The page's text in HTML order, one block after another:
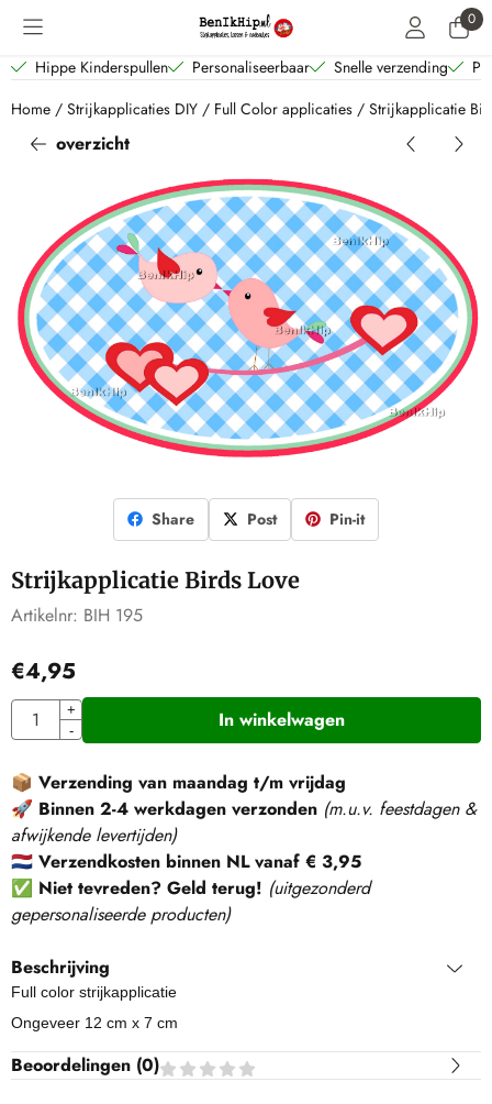
Cookievoorkeuren zijn beschikbaar. Kies instellingen of sta alle 0
Hippe Kinderspullen Personaliseerbaar Snelle verzending
Home / Strijkapplicaties DIY / Full Color applicaties / Strijkapplicatie
overzicht
Share Post Pin-it
Strijkapplicatie Birds Love
Artikelnr: BIH 195
€4,95
Aantal
+
-
In winkelwagen
📦 Verzending van maandag t/m vrijdag
🚀 Binnen 2-4 werkdagen verzonden (m.u.v. feestdagen &
afwijkende levertijden)
🇳🇱 Verzendkosten binnen NL vanaf € 3,95
✅ Niet tevreden? Geld terug! (uitgezonderd
gepersonaliseerde producten)
Beschrijving
Full color strijkapplicatie
Ongeveer 12 cm x 7 cm
Beoordelingen (0)